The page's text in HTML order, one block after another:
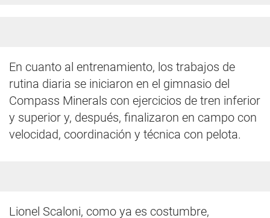
En cuanto al entrenamiento, los trabajos de
rutina diaria se iniciaron en el gimnasio del
Compass Minerals con ejercicios de tren inferior
y superior y, después, finalizaron en campo con
velocidad, coordinación y técnica con pelota.
Lionel Scaloni, como ya es costumbre,